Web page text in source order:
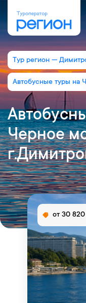
Тур регион —
Автобусные туры на
Черное
от 30 820